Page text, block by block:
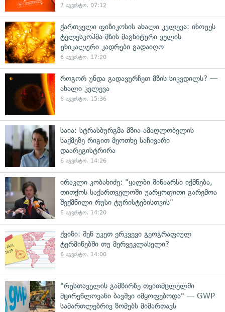
7 აგვისტო, 07:12
ქართველი ფიზიკოსის ახალი კვლევა: ინოუეს
ტელესკოპმა მზის მაგნიტური ველის
უნიკალური კადრები გადაიღო
6 აგვისტო, 17:20
როგორ უნდა გადავურჩეთ მზის სიკვდილს? —
ახალი კვლევა
6 აგვისტო, 15:36
საია: სტრასბურგმა მზია ამაღლობელის
საქმეზე რიგით მეოთხე საჩივარი
დაარეგისტრირა
6 აგვისტო, 14:26
ირაკლი კობახიძე: "ყალბი შინაარსი იქმნება,
თითქოს საქართველოში უარყოფითი გარემოა
შექმნილი რუსი ტურისტებისთვის"
6 აგვისტო, 14:20
ქვიზი: შენ უკეთ ერკვევი გეოგრაფიულ
ტერმინებში თუ მერვეკლასელი?
6 აგვისტო, 14:00
"რუსთაველის გამზირზე თვითმცლელში
მცირეწლოვანი ბავშვი იმყოფებოდა" — GWP
სამართლებრივ ზომებს მიმართავს